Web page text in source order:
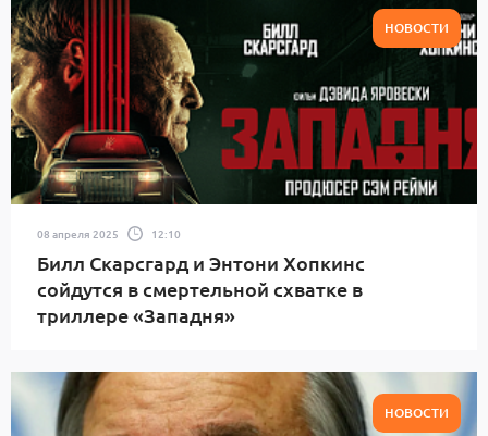
НОВОСТИ
08 апреля 2025 12:10
Билл Скарсгард и Энтони Хопкинс
сойдутся в смертельной схватке в
триллере «Западня»
НОВОСТИ